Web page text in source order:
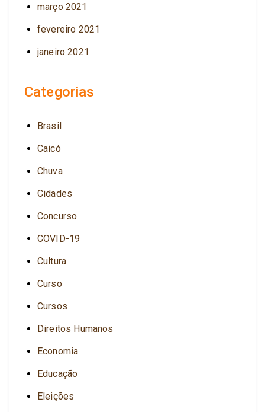
março 2021
fevereiro 2021
janeiro 2021
Categorias
Brasil
Caicó
Chuva
Cidades
Concurso
COVID-19
Cultura
Curso
Cursos
Direitos Humanos
Economia
Educação
Eleições